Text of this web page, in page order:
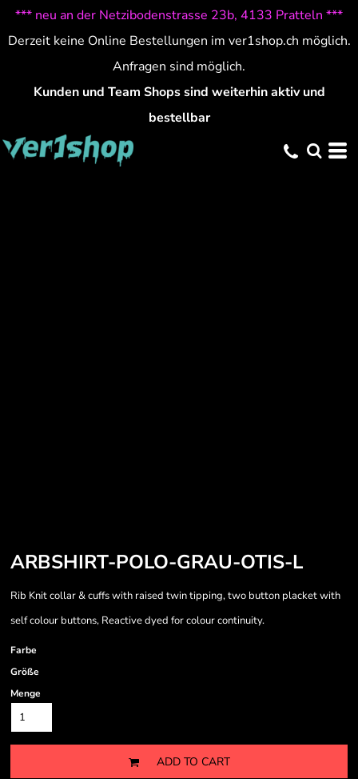
*** neu an der Netzibodenstrasse 23b, 4133 Pratteln ***
Derzeit keine Online Bestellungen im ver1shop.ch möglich.
Anfragen sind möglich.
Kunden und Team Shops sind weiterhin aktiv und
bestellbar
ARBSHIRT-POLO-GRAU-OTIS-L
Rib Knit collar & cuffs with raised twin tipping, two button placket with
self colour buttons, Reactive dyed for colour continuity.
Farbe
Größe
Menge
ADD TO CART